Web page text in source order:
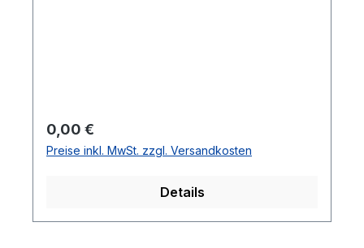
Regulärer Preis:
0,00 €
Preise inkl. MwSt. zzgl. Versandkosten
Details